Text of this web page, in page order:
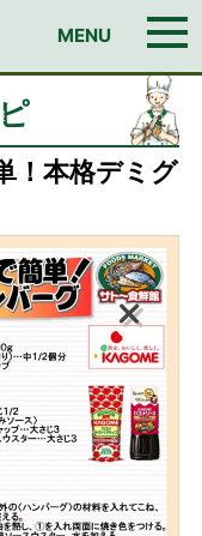
今週のチラシ
私達のレシピ
BUTCHER SHOP 肉ゃ
お問い合わせ
MENU
お問い合わせ
！本格デミグ